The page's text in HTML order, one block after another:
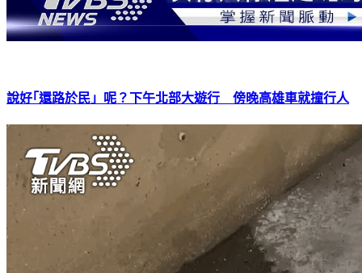
說好｢還路於民」呢？下午北部大遊行 傍晚高雄車就撞行人